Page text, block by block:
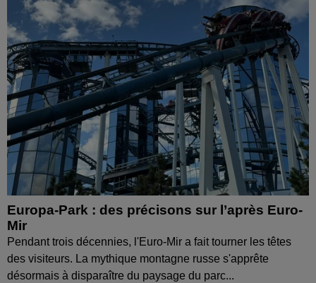
Europa-Park : des précisons sur l’après Euro-
Mir
Pendant trois décennies, l'Euro-Mir a fait tourner les têtes
des visiteurs. La mythique montagne russe s'apprête
désormais à disparaître du paysage du parc...